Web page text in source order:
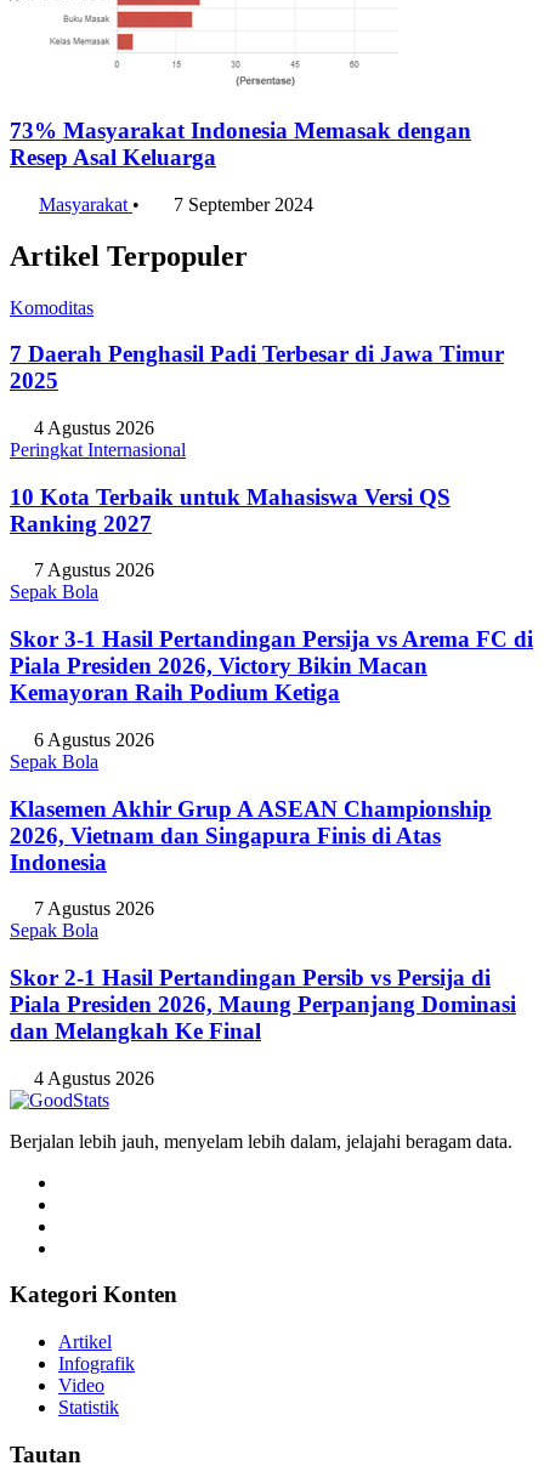
73% Masyarakat Indonesia Memasak dengan
Resep Asal Keluarga
Masyarakat • 7 September 2024
Artikel Terpopuler
Komoditas
7 Daerah Penghasil Padi Terbesar di Jawa Timur
2025
4 Agustus 2026
Peringkat Internasional
10 Kota Terbaik untuk Mahasiswa Versi QS
Ranking 2027
7 Agustus 2026
Sepak Bola
Skor 3-1 Hasil Pertandingan Persija vs Arema FC di
Piala Presiden 2026, Victory Bikin Macan
Kemayoran Raih Podium Ketiga
6 Agustus 2026
Sepak Bola
Klasemen Akhir Grup A ASEAN Championship
2026, Vietnam dan Singapura Finis di Atas
Indonesia
7 Agustus 2026
Sepak Bola
Skor 2-1 Hasil Pertandingan Persib vs Persija di
Piala Presiden 2026, Maung Perpanjang Dominasi
dan Melangkah Ke Final
4 Agustus 2026
Berjalan lebih jauh, menyelam lebih dalam, jelajahi beragam data.
Kategori Konten
Artikel
Infografik
Video
Statistik
Tautan